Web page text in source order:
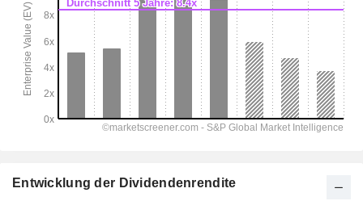
Entwicklung der Dividendenrendite